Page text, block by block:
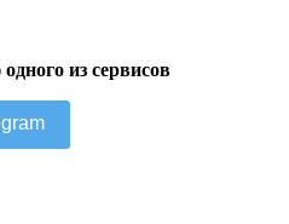
из сервисов